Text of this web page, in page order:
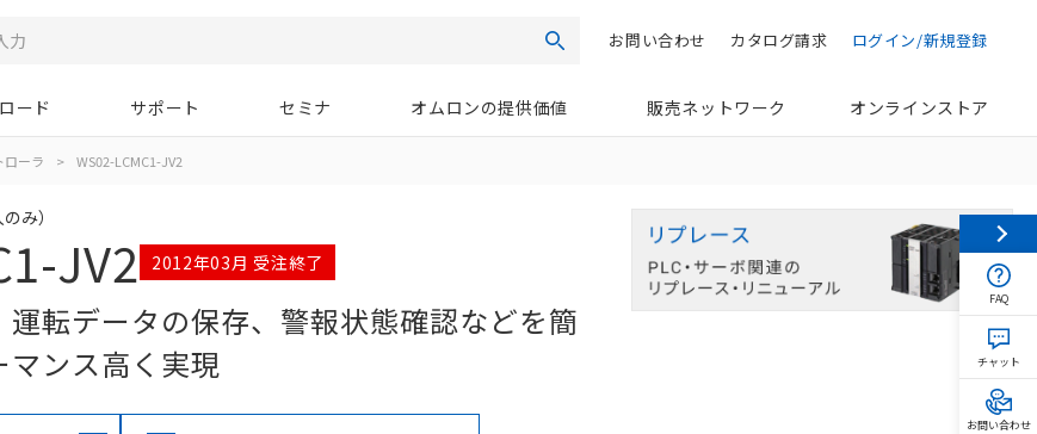
検索 ログイン/新規登録
カタログ請求
お問い合わせ
ード サポート セミナ オムロンの提供価値 販売ネットワーク オンラインストア
ローラ > WS02-LCMC1-JV2
み）
JV2 2012年03月 受注終了
転データの保存、警報状態確認などを簡
ンス高く実現
FAQ
チャット
お問い合わせ